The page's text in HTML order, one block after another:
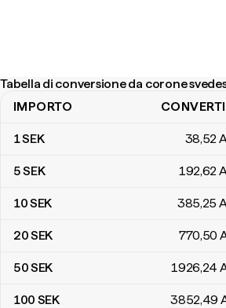
Tabella di conversione da corone
Tabella di conversione da corone svedesi
IMPORTO
1SEK 38,52
5SEK 192,62
10SEK 385,25
20SEK 770,50
50SEK 1926,24
100 SEK 3852,49